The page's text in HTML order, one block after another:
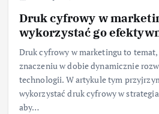
Druk cyfrowy w
wykorzystać go
Druk cyfrowy w marketingu to
znaczeniu w dobie dynamicznie
technologii. W artykule tym
wykorzystać druk cyfrowy w
aby…